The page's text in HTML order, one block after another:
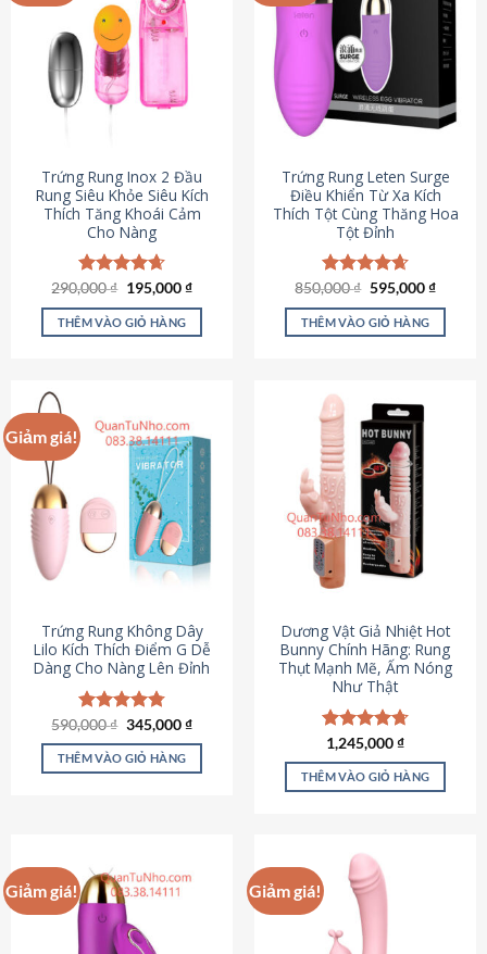
Trứng Rung Inox 2 Đầu
Rung Siêu Khỏe Siêu Kích
Thích Tăng Khoái Cảm
Cho Nàng
Được xếp
hạng4.64
5 sao
290,000₫ Giá
là:
290,000 ₫.
195,000₫Giá
tại
THÊM VÀO GIỎ HÀNG
Trứng Rung Leten Surge
Điều Khiển Từ Xa Kích
Thích Tột Cùng Thăng Hoa
Tột Đỉnh
Được xếp
hạng4.69
5 sao
850,000₫ Giá
là:
850,000 ₫.
595,000₫Giá
tại
THÊM VÀO GIỎ HÀNG
Giảm giá!
Trứng Rung Không Dây
Lilo Kích Thích Điểm G Dễ
Dàng Cho Nàng Lên Đỉnh
Được xếp
hạng4.79
5 sao
590,000₫ Giá
là:
590,000 ₫.
345,000₫Giá
tại
345,000 ₫.
THÊM VÀO GIỎ HÀNG
Dương Vật Giả Nhiệt Hot
Bunny Chính Hãng: Rung
Thụt Mạnh Mẽ, Ấm Nóng
Như Thật
Được xếp
hạng4.73
5 sao
1,245,000₫
THÊM VÀO GIỎ HÀNG
Giảm giá! Giảm giá!